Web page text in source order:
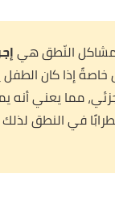
مشاكل النّطق هي
إذا كان
مما يعني أنه
في النطق